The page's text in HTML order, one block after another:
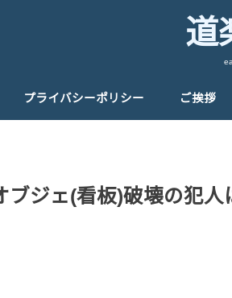
道
プライバシーポリシー ご挨拶
ブジェ(看板)破壊の犯